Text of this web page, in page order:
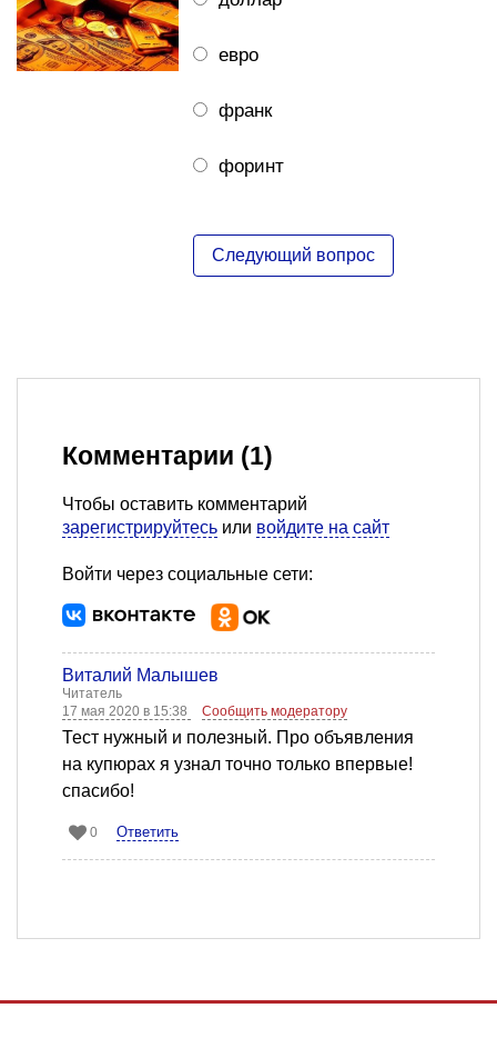
евро
франк
форинт
Комментарии (1)
Чтобы оставить комментарий
зарегистрируйтесь или войдите на сайт
Войти через социальные сети:
Виталий Малышев
Читатель
17 мая 2020 в 15:38
Сообщить модератору
Тест нужный и полезный. Про объявления
на купюрах я узнал точно только впервые!
спасибо!
0 Ответить